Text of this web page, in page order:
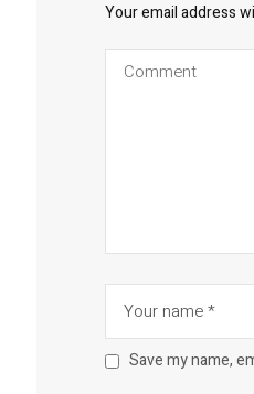
Your email address
Save my name,